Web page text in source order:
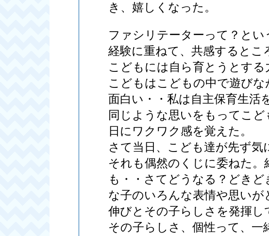
き、嬉しくなった。
ファシリテーターって？と
経験に重ねて、共感するとこ
こどもには自ら育とうとする
こどもはこどもの中で遊び
面白い・・私は自主保育生活
同じような思いをもってこ
日にワクワク感を覚えた。
さて当日、こども達が先ず気
それも偶然のくじに委ねた
も・・さてどうなる？どき
な子のいろんな表情や思い
伸びとその子らしさを発揮し
その子らしさ、個性って、